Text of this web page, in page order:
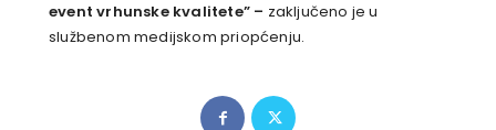
event vrhunske kvalitete” – zaključeno je u
službenom medijskom priopćenju.